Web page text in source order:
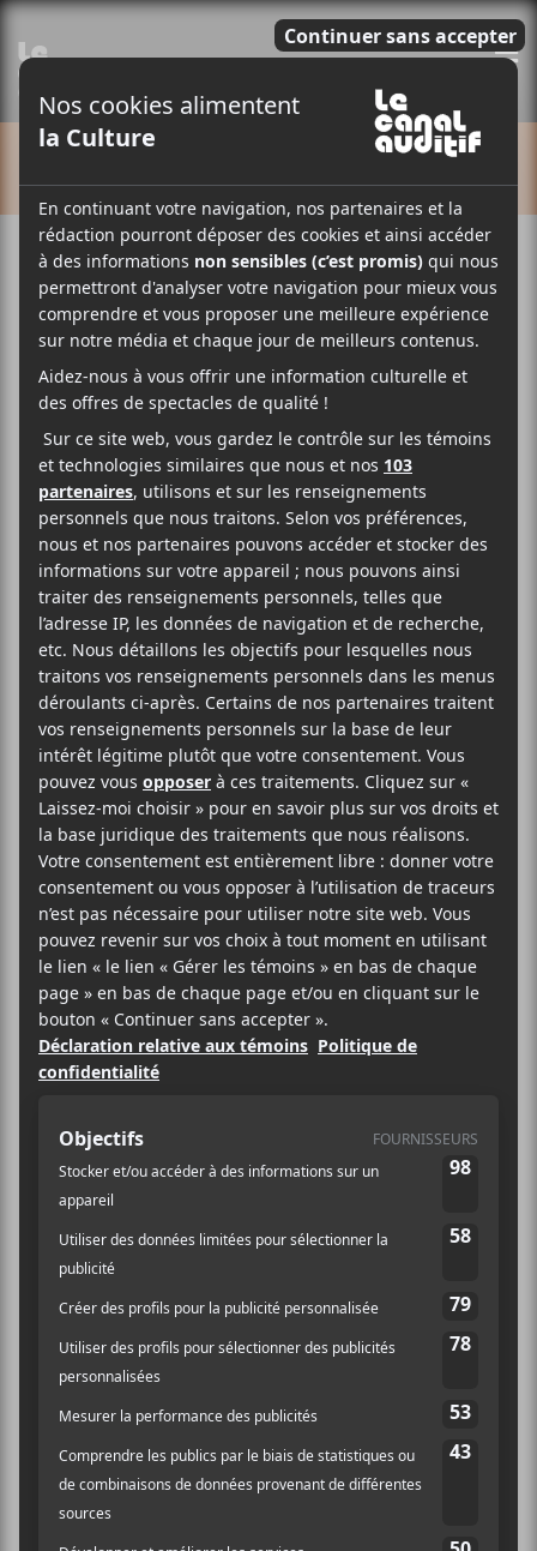
Cet évènement est passé.
M pour Marathon 2023 : Billianne
et Alice
2023-11-18 @ 21:00-23:30 22.04$
Dans le cadre du festival M pour Montréal et son
volet Marathon,Billianne etAliceseront au Quai des
Brumes le 18 novembre. Une présentation du Canal
Auditif.
AJOUTER AU CALENDRIER
DÉTAILS
Date :
2023-11-18
Heure :
21:00 - 23:30
Prix :
22.04$
Spectacle
billianne-alice